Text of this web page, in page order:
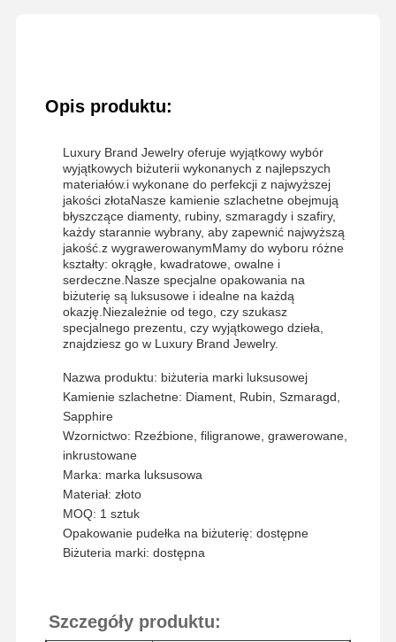
Opis produktu:
Luxury Brand Jewelry oferuje wyjątkowy wybór
wyjątkowych biżuterii wykonanych z najlepszych
materiałów.i wykonane do perfekcji z najwyższej
jakości złotaNasze kamienie szlachetne obejmują
błyszczące diamenty, rubiny, szmaragdy i szafiry,
każdy starannie wybrany, aby zapewnić najwyższą
jakość.z wygrawerowanymMamy do wyboru różne
kształty: okrągłe, kwadratowe, owalne i
serdeczne.Nasze specjalne opakowania na
biżuterię są luksusowe i idealne na każdą
okazję.Niezależnie od tego, czy szukasz
specjalnego prezentu, czy wyjątkowego dzieła,
znajdziesz go w Luxury Brand Jewelry.
Nazwa produktu: biżuteria marki luksusowej
Kamienie szlachetne: Diament, Rubin, Szmaragd,
Sapphire
Wzornictwo: Rzeźbione, filigranowe, grawerowane,
inkrustowane
Marka: marka luksusowa
Materiał: złoto
MOQ: 1 sztuk
Opakowanie pudełka na biżuterię: dostępne
Biżuteria marki: dostępna
Szczegóły produktu: